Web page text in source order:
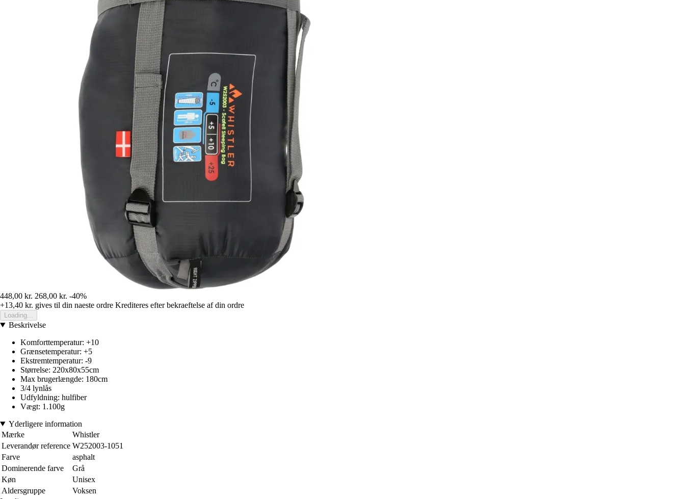
448,00 kr. 268,00 kr. -40%
+13,40 kr. gives til din naeste ordre Krediteres efter bekraeftelse af din ordre
Loading...
Beskrivelse
Komforttemperatur: +10
Grænsetemperatur: +5
Ekstremtemperatur: -9
Størrelse: 220x80x55cm
Max brugerlængde: 180cm
3/4 lynlås
Udfyldning: hulfiber
Vægt: 1.100g
Yderligere information
Mærke
Whistler
Leverandør reference W252003-1051
Farve
asphalt
Dominerende farve
Grå
Køn
Unisex
Aldersgruppe
Voksen